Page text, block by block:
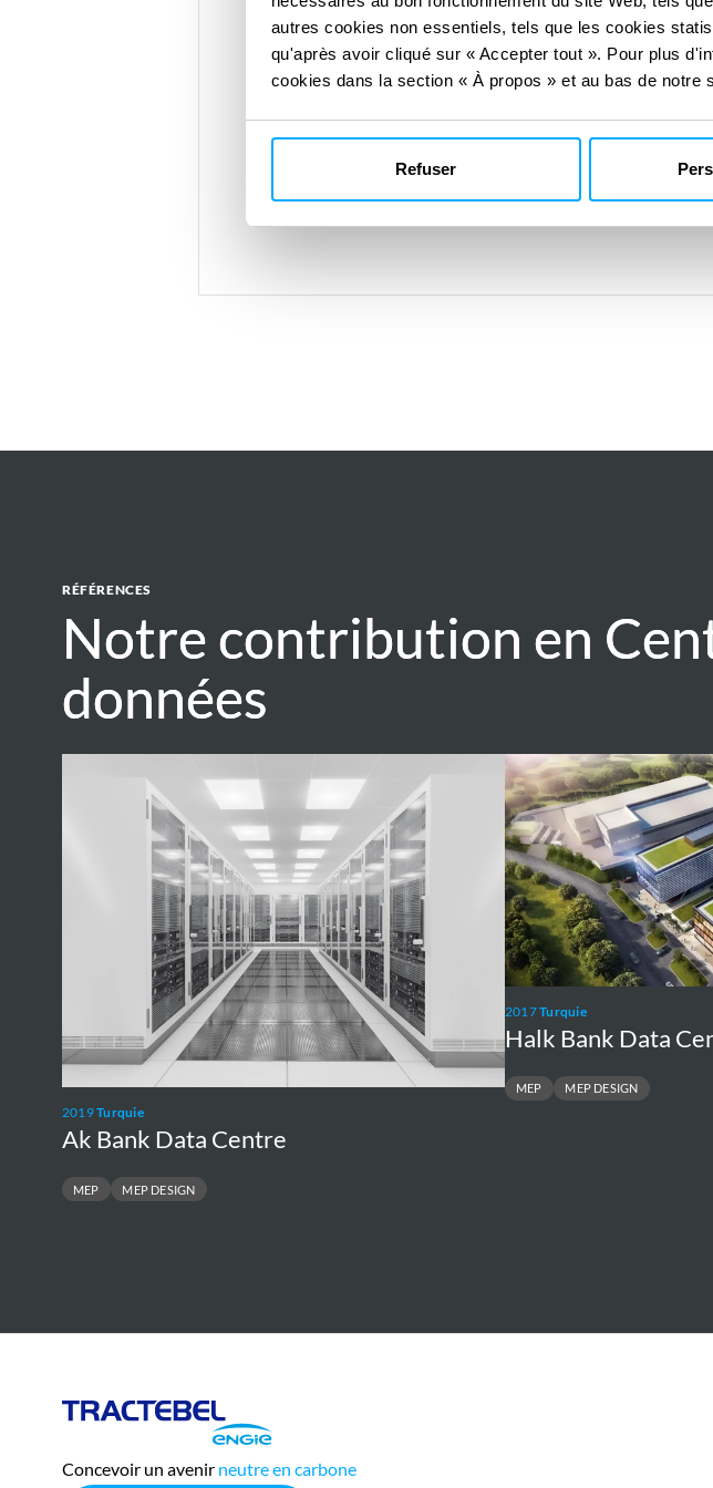
autres cookies non essentiels, tels que les cookies
qu'après avoir cliqué sur « Accepter tout ». Pour plus
cookies dans la section « À propos » et au bas de notre
Refuser
intelligents
Optimisez les performances informatiques grâce
à une infrastructure évolutive et résiliente
Atteignez vos objectifs de développement
durable grâce à une conception écologique
innovante
RÉFÉRENCES
Notre contribution en
données
Notre contribution en
données
2019Turquie
Ak Bank Data Centre
MEP MEP DESIGN
2017Turquie
Halk Bank Data
MEP MEP DESIGN
Halk
Bank
Data
Centre
Engie
Concevoir un avenir neutre en carbone